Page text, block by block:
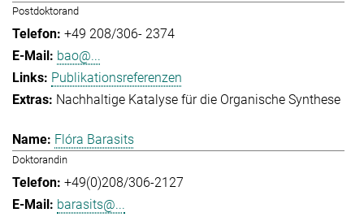
Postdoktorand
+49 208/306- 2374
bao@...
Publikationsreferenzen
Nachhaltige Katalyse für die Organische Synthese
Flóra Barasits
Doktorandin
+49(0)208/306-2127
barasits@...